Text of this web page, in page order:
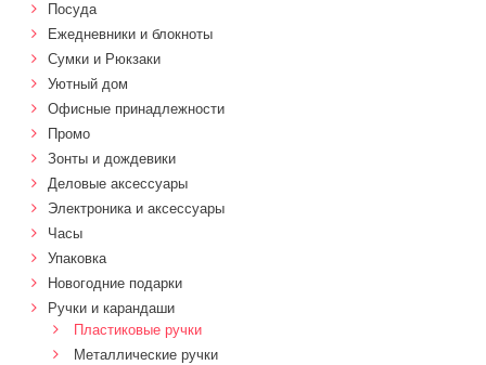
Посуда
Ежедневники и блокноты
Сумки и Рюкзаки
Уютный дом
Офисные принадлежности
Промо
Зонты и дождевики
Деловые аксессуары
Электроника и аксессуары
Часы
Упаковка
Новогодние подарки
Ручки и карандаши
Пластиковые ручки
Металлические ручки